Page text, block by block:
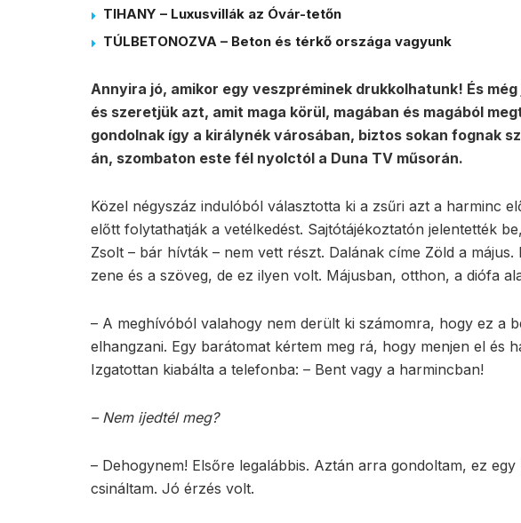
TIHANY – Luxusvillák az Óvár-tetőn
TÚLBETONOZVA – Beton és térkő országa vagyunk
Annyira jó, amikor egy veszpréminek drukkolhatunk! És
és szeretjük azt, amit maga körül, magában és magából
gondolnak így a királynék városában, biztos sokan fognak
án, szombaton este fél nyolctól a Duna TV műsorán.
Közel négyszáz indulóból választotta ki a zsűri azt a harminc
előtt folytathatják a vetélkedést. Sajtótájékoztatón jelentették
Zsolt – bár hívták – nem vett részt. Dalának címe Zöld a
zene és a szöveg, de ez ilyen volt. Májusban, otthon, a diófa
– A meghívóból valahogy nem derült ki számomra, hogy ez a
elhangzani. Egy barátomat kértem meg rá, hogy menjen el és
Izgatottan kiabálta a telefonba: – Bent vagy a harmincban!
– Nem ijedtél meg?
– Dehogynem! Elsőre legalábbis. Aztán arra gondoltam, ez
csináltam. Jó érzés volt.